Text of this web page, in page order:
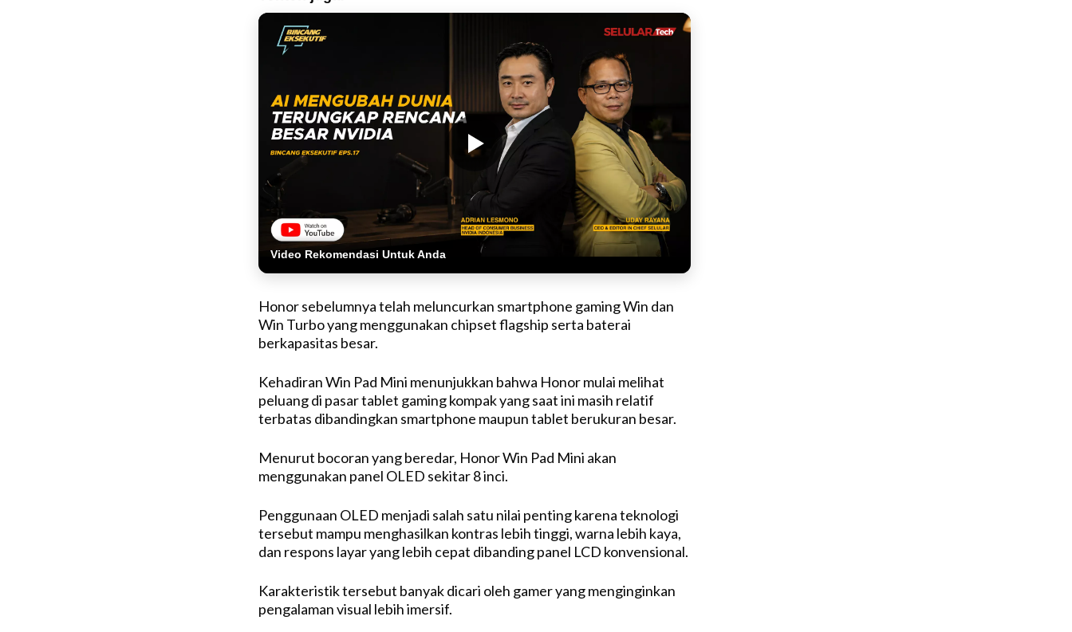
Video Rekomendasi Untuk Anda
Honor sebelumnya telah meluncurkan smartphone gaming Win dan
Win Turbo yang menggunakan chipset flagship serta baterai
berkapasitas besar.
Kehadiran Win Pad Mini menunjukkan bahwa Honor mulai melihat
peluang di pasar tablet gaming kompak yang saat ini masih relatif
terbatas dibandingkan smartphone maupun tablet berukuran besar.
Menurut bocoran yang beredar, Honor Win Pad Mini akan
menggunakan panel OLED sekitar 8 inci.
Penggunaan OLED menjadi salah satu nilai penting karena teknologi
tersebut mampu menghasilkan kontras lebih tinggi, warna lebih kaya,
dan respons layar yang lebih cepat dibanding panel LCD konvensional.
Karakteristik tersebut banyak dicari oleh gamer yang menginginkan
pengalaman visual lebih imersif.